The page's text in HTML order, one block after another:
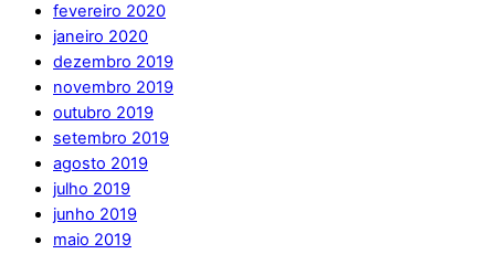
fevereiro 2020
janeiro 2020
dezembro 2019
novembro 2019
outubro 2019
setembro 2019
agosto 2019
julho 2019
junho 2019
maio 2019